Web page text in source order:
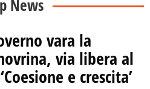
News
vara la
via libera al
e crescita’